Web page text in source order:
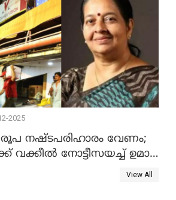
2025
നഷ്ടപരിഹാരം വേണം;
വക്കീൽ നോട്ടീസയച്ച് ഉമാ
View All